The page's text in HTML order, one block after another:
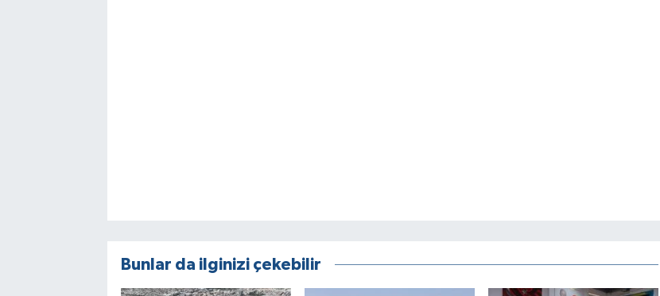
Bunlar da ilginizi çekebilir